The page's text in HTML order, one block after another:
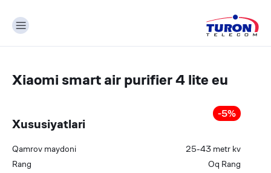
Xiaomi smart air purifier 4 lite eu
-5%
Xususiyatlari
Qamrov maydoni 25-43 metr kv
Rang
Oq Rang